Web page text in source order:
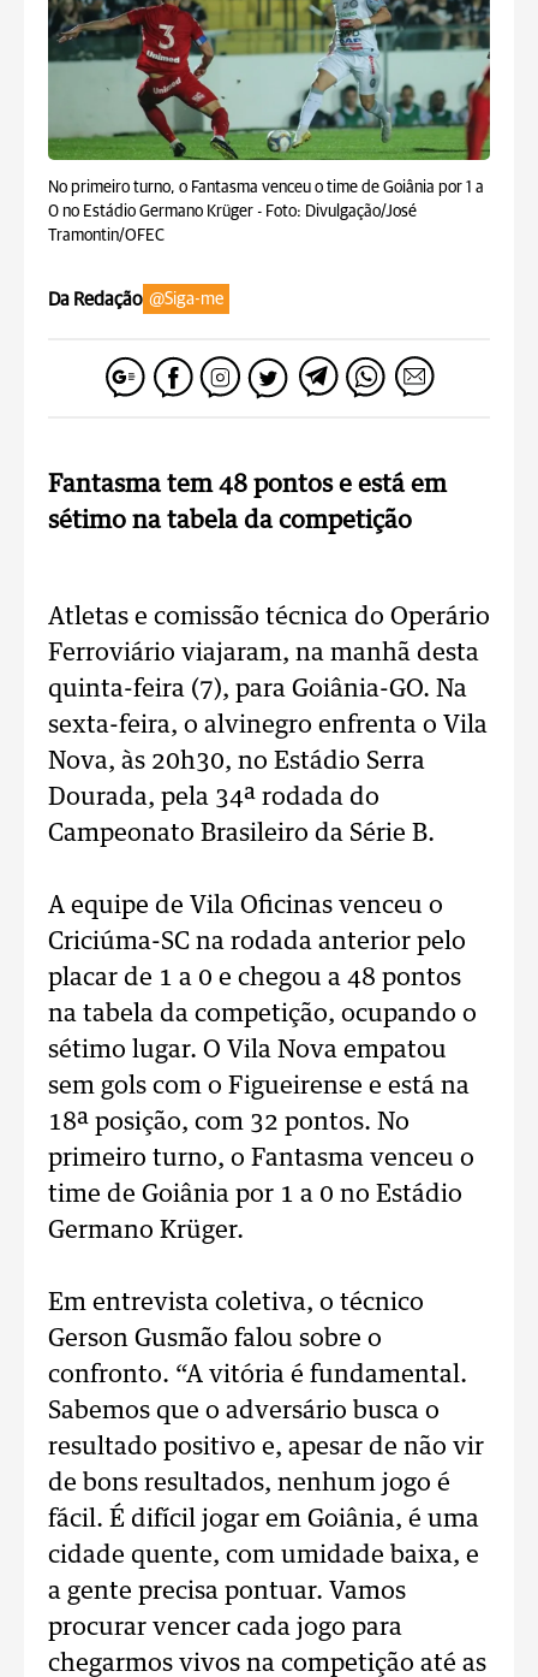
No primeiro turno, o Fantasma venceu o time de Goiânia por 1 a
0 no Estádio Germano Krüger - Foto: Divulgação/José
Tramontin/OFEC
Da Redação @Siga-me
Fantasma tem 48 pontos e está em
sétimo na tabela da competição
Atletas e comissão técnica do Operário
Ferroviário viajaram, na manhã desta
quinta-feira (7), para Goiânia-GO. Na
sexta-feira, o alvinegro enfrenta o Vila
Nova, às 20h30, no Estádio Serra
Dourada, pela 34ª rodada do
Campeonato Brasileiro da Série B.
A equipe de Vila Oficinas venceu o
Criciúma-SC na rodada anterior pelo
placar de 1 a 0 e chegou a 48 pontos
na tabela da competição, ocupando o
sétimo lugar. O Vila Nova empatou
sem gols com o Figueirense e está na
18ª posição, com 32 pontos. No
primeiro turno, o Fantasma venceu o
time de Goiânia por 1 a 0 no Estádio
Germano Krüger.
Em entrevista coletiva, o técnico
Gerson Gusmão falou sobre o
confronto. “A vitória é fundamental.
Sabemos que o adversário busca o
resultado positivo e, apesar de não vir
de bons resultados, nenhum jogo é
fácil. É difícil jogar em Goiânia, é uma
cidade quente, com umidade baixa, e
a gente precisa pontuar. Vamos
procurar vencer cada jogo para
chegarmos vivos na competição até as